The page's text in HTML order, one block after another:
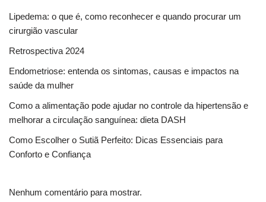
Lipedema: o que é, como reconhecer e quando procurar um
cirurgião vascular
Retrospectiva 2024
Endometriose: entenda os sintomas, causas e impactos na
saúde da mulher
Como a alimentação pode ajudar no controle da hipertensão e
melhorar a circulação sanguínea: dieta DASH
Como Escolher o Sutiã Perfeito: Dicas Essenciais para
Conforto e Confiança
Nenhum comentário para mostrar.